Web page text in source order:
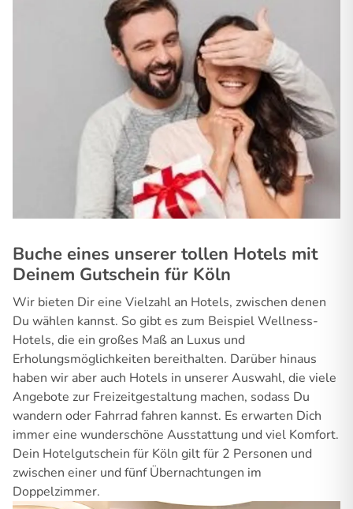
Buche eines unserer tollen Hotels mit
Deinem Gutschein für Köln
Wir bieten Dir eine Vielzahl an Hotels, zwischen denen
Du wählen kannst. So gibt es zum Beispiel Wellness-
Hotels, die ein großes Maß an Luxus und
Erholungsmöglichkeiten bereithalten. Darüber hinaus
haben wir aber auch Hotels in unserer Auswahl, die viele
Angebote zur Freizeitgestaltung machen, sodass Du
wandern oder Fahrrad fahren kannst. Es erwarten Dich
immer eine wunderschöne Ausstattung und viel Komfort.
Dein Hotelgutschein für Köln gilt für 2 Personen und
zwischen einer und fünf Übernachtungen im
Doppelzimmer.